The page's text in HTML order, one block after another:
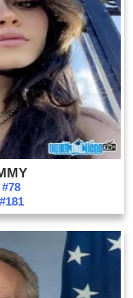
#78
#181